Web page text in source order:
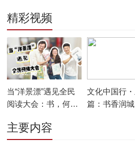
精彩视频
当“洋景漂”遇见全民
阅读大会：书，何以
码”？
00:02:58
文化中国行
篇：书香润城
主要内容